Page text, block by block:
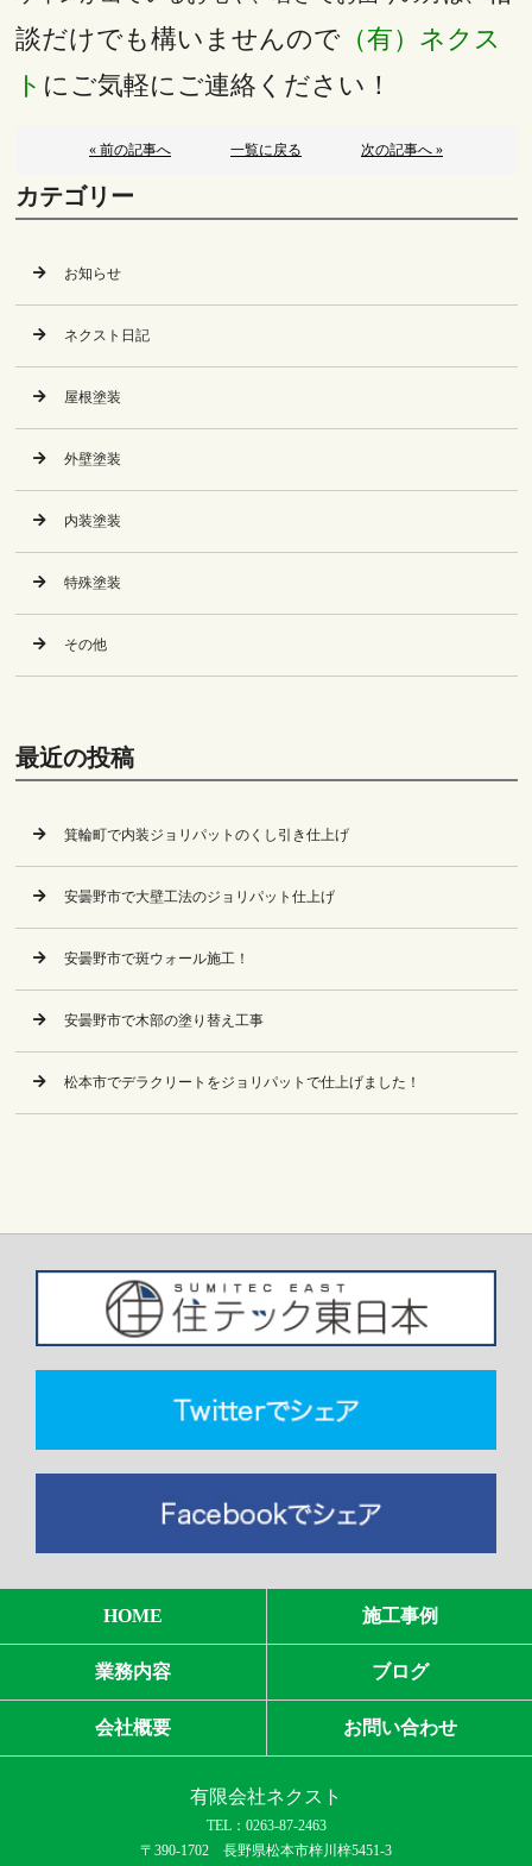
談だけでも構いませんので（有） ネクス
ト にご気軽にご連絡ください！
« 前の記事へ 一覧に戻る 次の記事へ »
カテゴリー
お知らせ
ネクスト日記
屋根塗装
外壁塗装
内装塗装
特殊塗装
その他
最近の投稿
箕輪町で内装ジョリパットのくし引き仕上げ
安曇野市で大壁工法のジョリパット仕上げ
安曇野市で斑ウォール施工！
安曇野市で木部の塗り替え工事
松本市でデラクリートをジョリパットで仕上げました！
HOME 施工事例
業務内容 ブログ
会社概要 お問い合わせ
有限会社ネクスト
TEL：0263-87-2463
〒390-1702 長野県松本市梓川梓5451-3